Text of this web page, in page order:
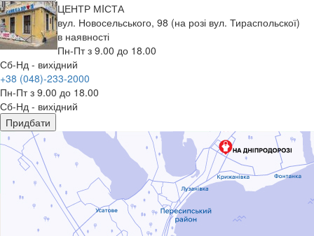
ЦЕНТР МIСТА
вул. Новосельського, 98 (на розі вул. Тираспольскої)
в наявності
Пн-Пт з 9.00 до 18.00
Сб-Нд - вихідний
+38 (048)-233-2000
Пн-Пт з 9.00 до 18.00
Сб-Нд - вихідний
Придбати